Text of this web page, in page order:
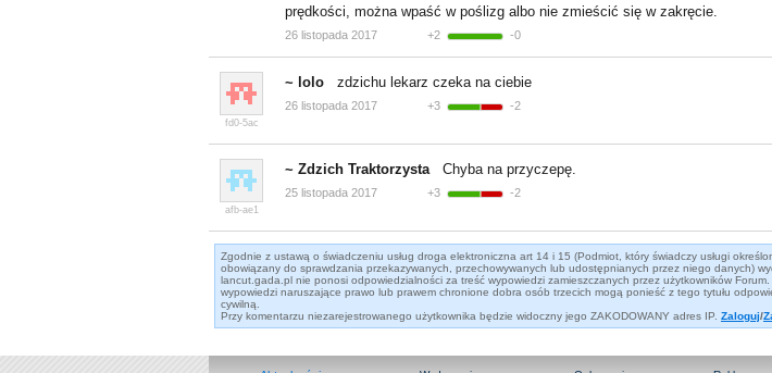
prędkości, można wpaść w poślizg albo nie zmieścić się w zakręcie.
26 listopada 2017 +2 -0
fd0-5ac
~ lolo zdzichu lekarz czeka na ciebie
26 listopada 2017 +3 -2
afb-ae1
~ Zdzich TraktorzystaChyba na przyczepę.
25 listopada 2017 +3 -2
Zgodnie z ustawą o świadczeniu usług droga elektroniczna art 14 i 15 (Podmiot, który świadczy usługi
obowiązany do sprawdzania przekazywanych, przechowywanych lub udostępnianych przez niego danych)
lancut.gada.pl nie ponosi odpowiedzialności za treść wypowiedzi zamieszczanych przez użytkowników
wypowiedzi naruszające prawo lub prawem chronione dobra osób trzecich mogą ponieść z tego tytułu
cywilną.
Przy komentarzu niezarejestrowanego użytkownika będzie widoczny jego ZAKODOWANY adres IP. Zaloguj/